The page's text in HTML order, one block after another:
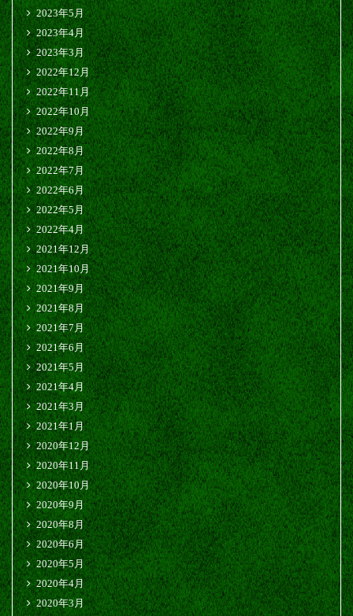
2023年5月
2023年4月
2023年3月
2022年12月
2022年11月
2022年10月
2022年9月
2022年8月
2022年7月
2022年6月
2022年5月
2022年4月
2021年12月
2021年10月
2021年9月
2021年8月
2021年7月
2021年6月
2021年5月
2021年4月
2021年3月
2021年1月
2020年12月
2020年11月
2020年10月
2020年9月
2020年8月
2020年6月
2020年5月
2020年4月
2020年3月